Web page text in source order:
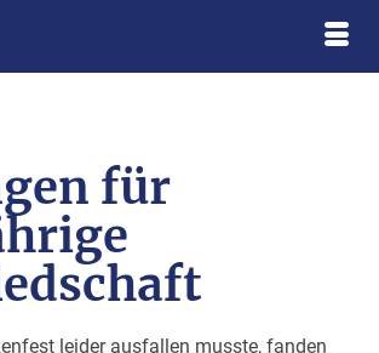
für
leider ausfallen musste, fanden